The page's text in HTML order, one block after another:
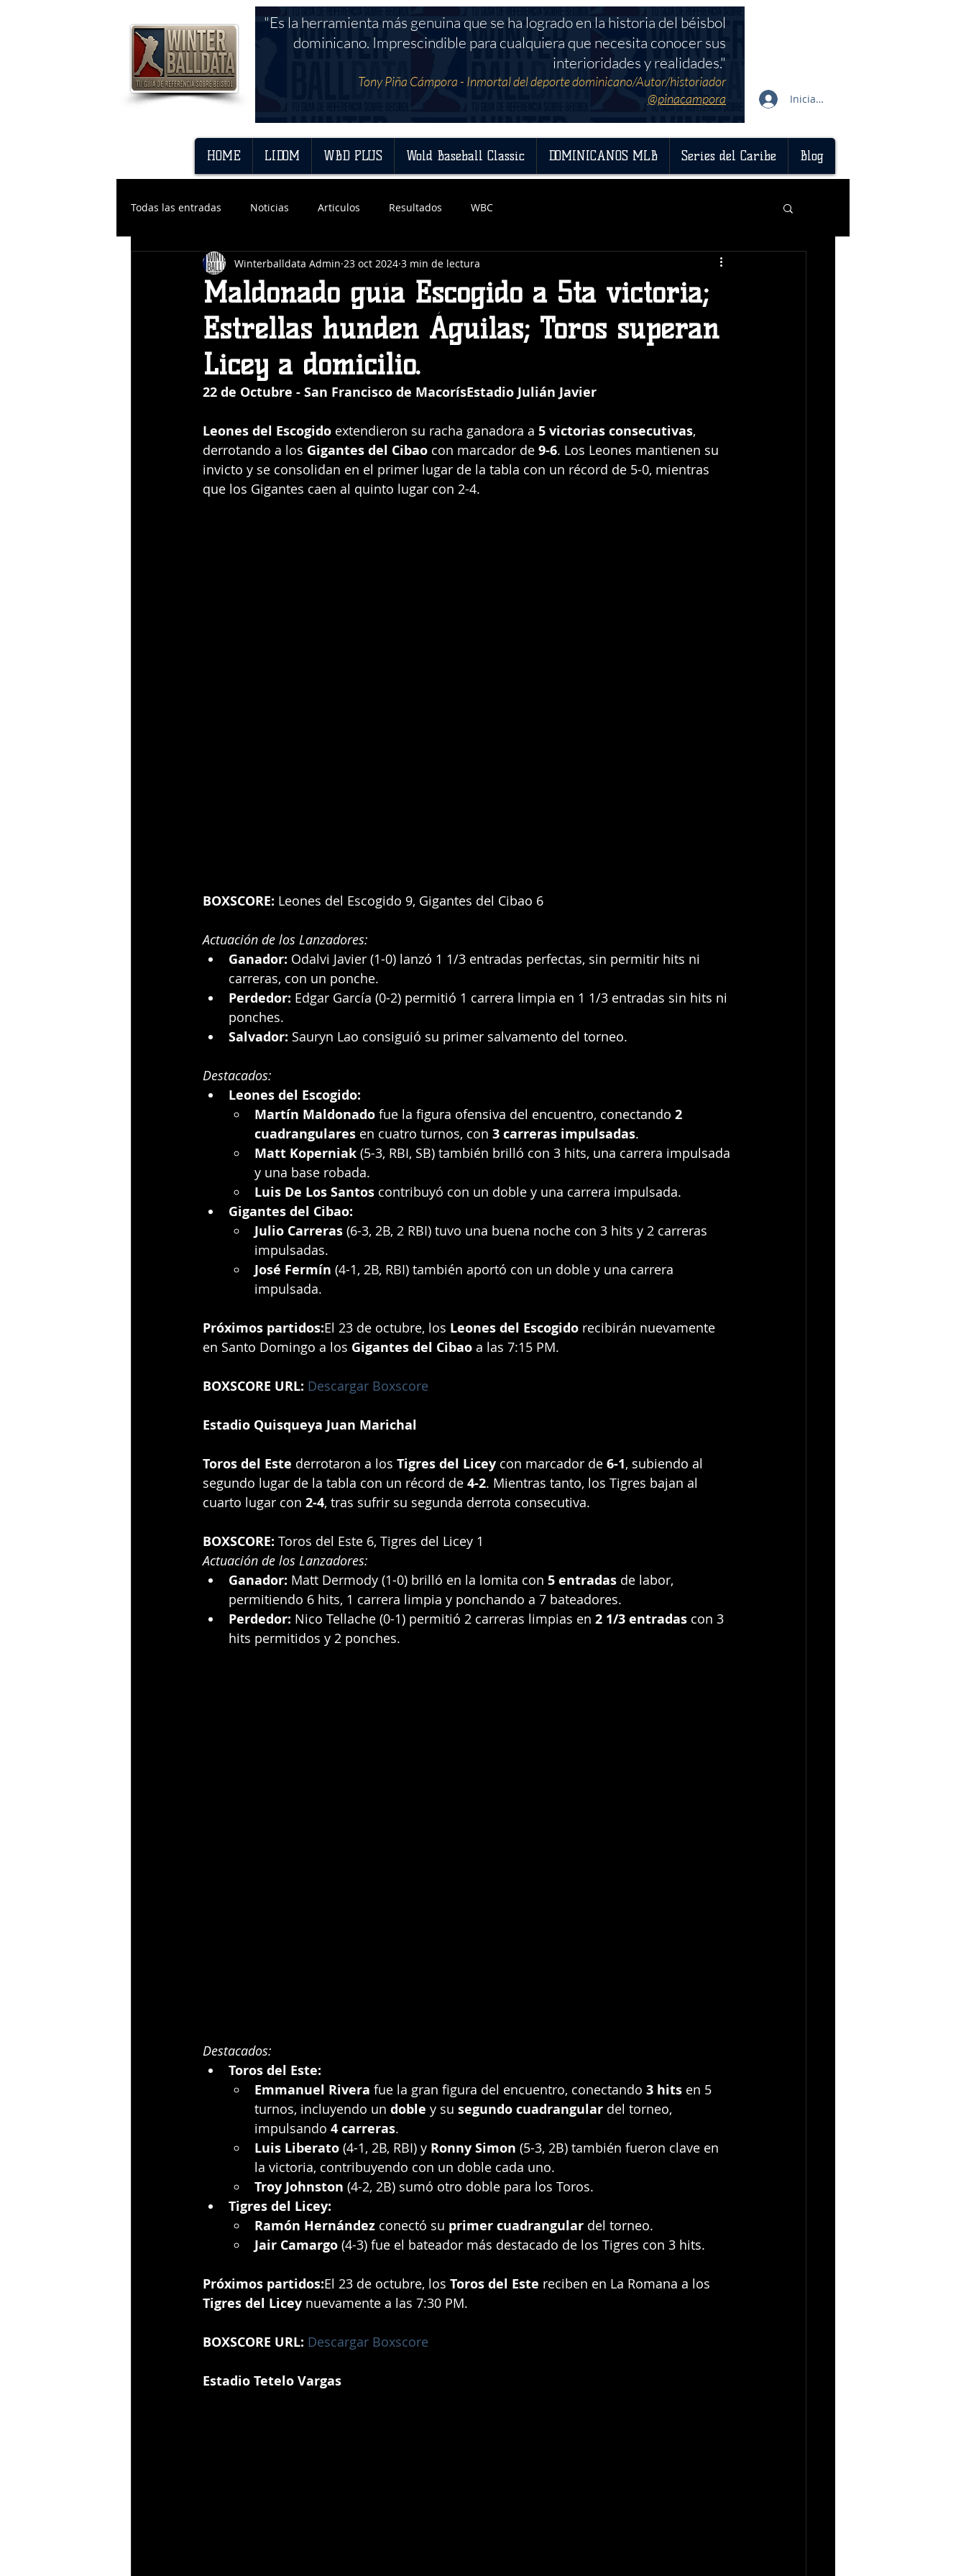
Iniciar sesión
HOME LIDOM WBD PLUS Wold Baseball Classic DOMINICANOS MLB Series del Caribe Blog
"Es la herramienta más genuina que se ha logrado en la historia del béisbol
dominicano. Imprescindible para cualquiera que necesita conocer sus
interioridades y realidades."
Tony Piña Cámpora - Inmortal del deporte dominicano/Autor/historiador
@pinacampora
Todas las entradas Noticias Articulos Resultados WBC
Maldonado guía Escogido a 5ta victoria;
Estrellas hunden Águilas; Toros superan
Licey a domicilio.
Winterballdata Admin 23 oct 2024 3 min de lectura
22 de Octubre - San Francisco de MacorísEstadio Julián Javier
Leones del Escogido extendieron su racha ganadora a 5 victorias consecutivas,
derrotando a los Gigantes del Cibao con marcador de 9-6. Los Leones mantienen su
invicto y se consolidan en el primer lugar de la tabla con un récord de 5-0, mientras
que los Gigantes caen al quinto lugar con 2-4.
BOXSCORE: Leones del Escogido 9, Gigantes del Cibao 6
Actuación de los Lanzadores:
Ganador: Odalvi Javier (1-0) lanzó 1 1/3 entradas perfectas, sin permitir hits ni
carreras, con un ponche.
Perdedor: Edgar García (0-2) permitió 1 carrera limpia en 1 1/3 entradas sin hits ni
ponches.
Salvador: Sauryn Lao consiguió su primer salvamento del torneo.
Destacados:
Leones del Escogido:
Martín Maldonado fue la figura ofensiva del encuentro, conectando 2
cuadrangulares en cuatro turnos, con 3 carreras impulsadas.
Matt Koperniak (5-3, RBI, SB) también brilló con 3 hits, una carrera impulsada
y una base robada.
Luis De Los Santos contribuyó con un doble y una carrera impulsada.
Gigantes del Cibao:
Julio Carreras (6-3, 2B, 2 RBI) tuvo una buena noche con 3 hits y 2 carreras
impulsadas.
José Fermín (4-1, 2B, RBI) también aportó con un doble y una carrera
impulsada.
Próximos partidos:El 23 de octubre, los Leones del Escogido recibirán nuevamente
en Santo Domingo a los Gigantes del Cibao a las 7:15 PM.
BOXSCORE URL: Descargar Boxscore
Estadio Quisqueya Juan Marichal
Toros del Este derrotaron a los Tigres del Licey con marcador de 6-1, subiendo al
segundo lugar de la tabla con un récord de 4-2. Mientras tanto, los Tigres bajan al
cuarto lugar con 2-4, tras sufrir su segunda derrota consecutiva.
BOXSCORE: Toros del Este 6, Tigres del Licey 1
Actuación de los Lanzadores:
Ganador: Matt Dermody (1-0) brilló en la lomita con 5 entradas de labor,
permitiendo 6 hits, 1 carrera limpia y ponchando a 7 bateadores.
Perdedor: Nico Tellache (0-1) permitió 2 carreras limpias en 2 1/3 entradas con 3
hits permitidos y 2 ponches.
Destacados:
Toros del Este:
Emmanuel Rivera fue la gran figura del encuentro, conectando 3 hits en 5
turnos, incluyendo un doble y su segundo cuadrangular del torneo,
impulsando 4 carreras.
Luis Liberato (4-1, 2B, RBI) y Ronny Simon (5-3, 2B) también fueron clave en
la victoria, contribuyendo con un doble cada uno.
Troy Johnston (4-2, 2B) sumó otro doble para los Toros.
Tigres del Licey:
Ramón Hernández conectó su primer cuadrangular del torneo.
Jair Camargo (4-3) fue el bateador más destacado de los Tigres con 3 hits.
Próximos partidos:El 23 de octubre, los Toros del Este reciben en La Romana a los
Tigres del Licey nuevamente a las 7:30 PM.
BOXSCORE URL: Descargar Boxscore
Estadio Tetelo Vargas